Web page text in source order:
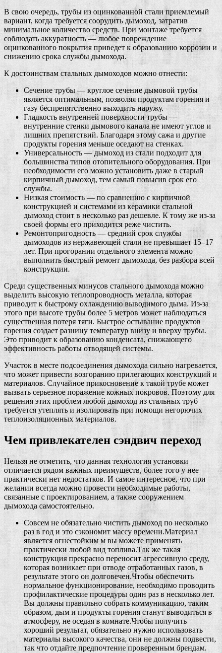
В свою очередь, трубы из оцинкованной стали приемлемый
вариант, когда требуется соорудить дымоход, затратив
минимальное количество средств. При монтаже требуется
соблюдать аккуратность — любое повреждение
оцинкованного покрытия приведет к образованию коррозии и
снижению срока службы дымохода.
К достоинствам стальных дымоходов можно отнести:
Сечение трубы — круглое сечение дымовой трубы
является оптимальным, позволяя продуктам горения и
газу беспрепятственно выходить наружу.
Гладкость внутренней поверхности трубы —
внутренние стенки дымового канала не имеют углов и
лишних препятствий. Благодаря этому сажа и другие
продукты горения меньше оседают на стенках.
Универсальность — дымоход из стали подходит для
большинства типов отопительного оборудования. При
необходимости его можно установить даже в старый
кирпичный дымоход, тем самый повысив срок его
службы.
Низкая стоимость — по сравнению с кирпичной
конструкцией и системами из керамики стальной
дымоход стоит в несколько раз дешевле. К тому же из-за
своей формы его приходится реже чистить.
Ремонтопригодность — средний срок службы
дымоходов из нержавеющей стали не превышает 15–17
лет. При прогорании отдельного элемента можно
выполнить быстрый ремонт дымохода, без разбора всей
конструкции.
Среди существенных минусов стального дымохода можно
выделить высокую теплопроводность металла, которая
приводит к быстрому охлаждению выводимого дыма. Из-за
этого при высоте трубы более 5 метров может наблюдаться
существенная потеря тяги. Быстрое остывание продуктов
горения создает разницу температур внизу и вверху трубы.
Это приводит к образованию конденсата, снижающего
эффективность работы отводящей системы.
Участок в месте подсоединения дымохода сильно нагревается,
что может привести возгоранию прилегающих конструкций и
материалов. Случайное прикосновение к такой трубе может
вызвать серьезное поражение кожных покровов. Поэтому для
решения этих проблем любой дымоход из стальных труб
требуется утеплять и изолировать при помощи негорючих
теплоизоляционных материалов.
Чем привлекателен сэндвич переход
Нельзя не отметить, что данная технология установки
отличается рядом важных преимуществ, более того у нее
практически нет недостатков. И самое интересное, что при
желании всегда можно провести необходимые работы,
связанные с проектированием, а также сооружением
дымохода самостоятельно.
Совсем не обязательно чистить дымоход по несколько
раз в год и это сэкономит массу времени.Материал
является огнестойким м вы можете применять
практически любой вид топлива.Так же такая
конструкция прекрасно переносит агрессивную среду,
которая возникает при отводе отработанных газов, в
результате этого он долговечен.Чтобы обеспечить
нормальное функционирование, необходимо проводить
профилактические процедуры один раз в несколько лет.
Вы должны правильно собрать коммуникацию, таким
образом, дым и продукты горения станут выводиться в
атмосферу, не оседая в комнате.Чтобы получить
хороший результат, обязательно нужно использовать
материалы высокого качества, они не должны подвести,
так что отдайте предпочтение проверенным брендам.